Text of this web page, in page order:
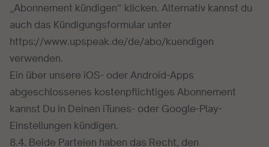
„Abonnement kündigen“ klicken. Alternativ kannst du
auch das Kündigungsformular unter
https://www.upspeak.de/de/abo/kuendigen
verwenden.
Ein über unsere iOS- oder Android-Apps
abgeschlossenes kostenpflichtiges Abonnement
kannst Du in Deinen iTunes- oder Google-Play-
Einstellungen kündigen.
8.4. Beide Parteien haben das Recht, den